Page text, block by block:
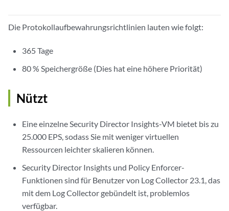
Die Protokollaufbewahrungsrichtlinien lauten wie folgt:
365 Tage
80 % Speichergröße (Dies hat eine höhere Priorität)
Nützt
Eine einzelne Security Director Insights-VM bietet bis zu
25.000 EPS, sodass Sie mit weniger virtuellen
Ressourcen leichter skalieren können.
Security Director Insights und Policy Enforcer-
Funktionen sind für Benutzer von Log Collector 23.1, das
mit dem Log Collector gebündelt ist, problemlos
verfügbar.